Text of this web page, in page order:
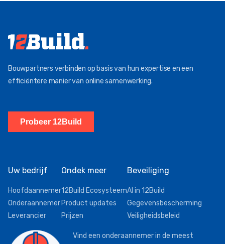
Bouwpartners verbinden op basis van hun expertise en een
efficiëntere manier van online samenwerking.
Probeer 12Build
Uw bedrijf
Hoofdaannemer
Onderaannemer
Leverancier
Ondek meer
12Build Ecosysteem
Product updates
Prijzen
Beveiliging
AI in 12Build
Gegevensbescherming
Veiligheidsbeleid
Vind een onderaannemer in de meest